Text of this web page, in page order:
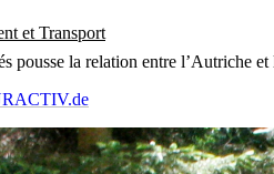
et Transport
pousse la relation entre l’Autriche